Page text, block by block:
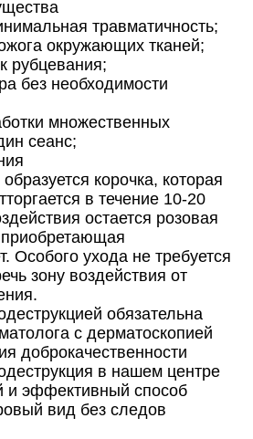
травматичность;
окружающих тканей;
рубцевания;
без необходимости
множественных
сеанс;
корочка, которая
в течение 10-20
остается розовая
Особого ухода не требуется
зону воздействия от
обязательна
с дерматоскопией
доброкачественности
в нашем центре
и эффективный способ
вид без следов